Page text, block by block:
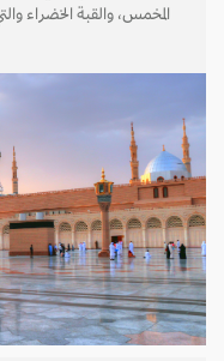
المخمس، والقبة الخضراء والتي